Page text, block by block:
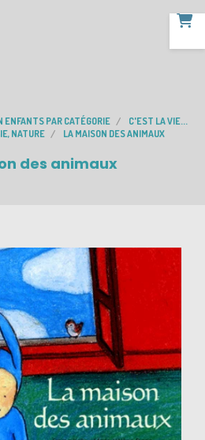
ENFANTS PAR CATÉGORIE
C'EST LA VIE...
NATURE
LA MAISON DES ANIMAUX
des animaux